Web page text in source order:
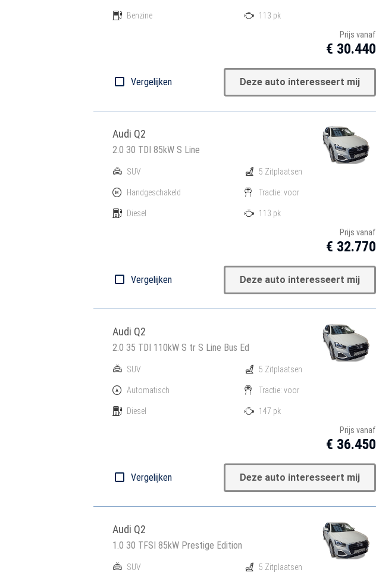
Benzine
113 pk
Prijs vanaf
€ 30.440
Vergelijken Deze auto interesseert mij
Audi Q2
2.0 30 TDI 85kW S Line
SUV
Handgeschakeld
Diesel
5 Zitplaatsen
Tractie: voor
113 pk
Prijs vanaf
€ 32.770
Vergelijken Deze auto interesseert mij
Audi Q2
2.0 35 TDI 110kW S tr S Line Bus Ed
SUV
Automatisch
Diesel
5 Zitplaatsen
Tractie: voor
147 pk
Prijs vanaf
€ 36.450
Vergelijken Deze auto interesseert mij
Audi Q2
1.0 30 TFSI 85kW Prestige Edition
SUV 5 Zitplaatsen